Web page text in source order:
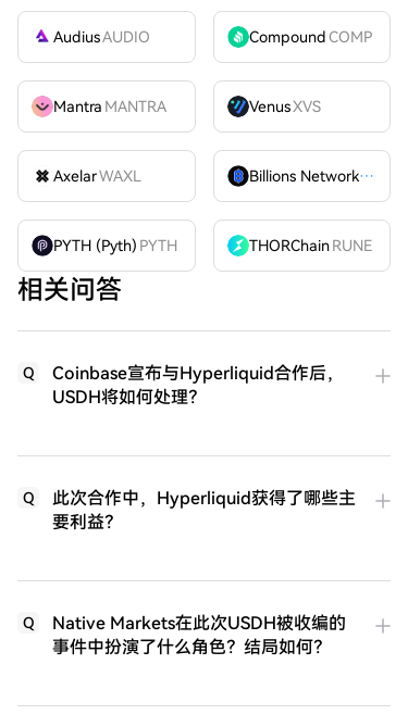
AudiusAUDIO CompoundCOMP
Mantra MANTRA VenusXVS
AxelarWAXL Billions Network
BILL
PYTH (Pyth) PYTH THORChain RUNE
相关问答
Q
Coinbase宣布与Hyperliquid合作后，
USDH将如何处理？
Q
此次合作中，Hyperliquid获得了哪些主
要利益？
Q
Native Markets在此次USDH被收编的
事件中扮演了什么角色？结局如何？